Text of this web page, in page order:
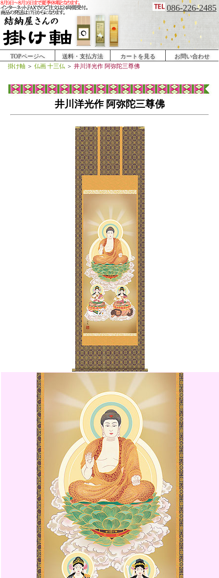
086-226-2485
TOPページへ 送料・支払方法 カートを見る
お問い合わせ
掛け軸 ＞ 仏画 十三仏 ＞ 井川洋光作 阿弥陀三尊佛
井川洋光作 阿弥陀三尊佛